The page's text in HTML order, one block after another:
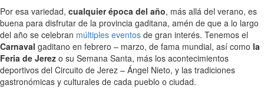
Por esa variedad, cualquier época del año, más allá del verano, es
buena para disfrutar de la provincia gaditana, amén de que a lo largo
del año se celebran múltiples eventos de gran interés. Tenemos el
Carnaval gaditano en febrero – marzo, de fama mundial, así como la
Feria de Jerez o su Semana Santa, más los acontecimientos
deportivos del Circuito de Jerez – Ángel Nieto, y las tradiciones
gastronómicas y culturales de cada pueblo o ciudad.